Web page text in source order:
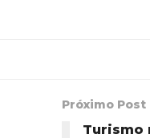
Próximo Post
Turismo